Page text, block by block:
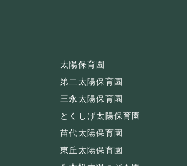
太陽保育園
第二太陽保育園
三永太陽保育園
とくしげ太陽保育園
苗代太陽保育園
東丘太陽保育園